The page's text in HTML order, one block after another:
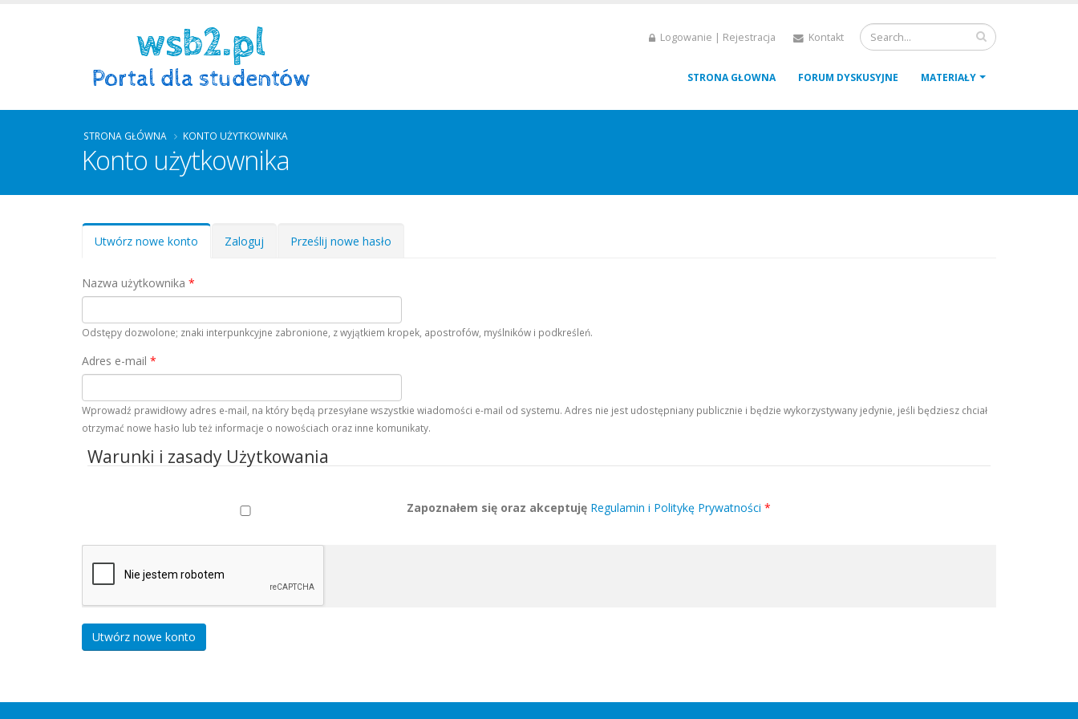
Logowanie | Rejestracja Kontakt
STRONA GŁOWNA FORUM DYSKUSYJNE MATERIAŁY
STRONA GŁÓWNA KONTO UŻYTKOWNIKA
Konto użytkownika
Zakładki podstawowe
Utwórz nowe konto (aktywnaZaloguj Prześlij nowe hasło
Nazwa użytkownika *
Odstępy dozwolone; znaki interpunkcyjne zabronione, z wyjątkiem kropek, apostrofów, myślników i podkreśleń.
Adres e-mail *
Wprowadź prawidłowy adres e-mail, na który będą przesyłane wszystkie wiadomości e-mail od systemu. Adres nie jest udostępniany publicznie i będzie wykorzystywany jedynie, jeśli będziesz chciał
otrzymać nowe hasło lub też informacje o nowościach oraz inne komunikaty.
Warunki i zasady Użytkowania
Zapoznałem się oraz akceptuję Regulamin i Politykę Prywatności *